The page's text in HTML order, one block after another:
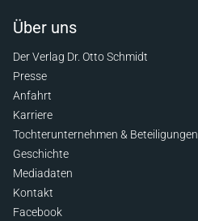
Über uns
Der Verlag Dr. Otto Schmidt
Presse
Anfahrt
Karriere
Tochterunternehmen & Beteiligungen
Geschichte
Mediadaten
Kontakt
Facebook